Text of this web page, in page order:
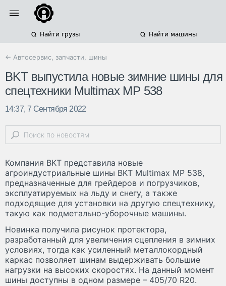
Найти грузы Найти машины
← Автосервис, запчасти, шины
BKT выпустила новые зимние шины для
спецтехники Multimax MP 538
14:37, 7 Сентября 2022
Компания BKT представила новые
агроиндустриальные шины BKT Multimax MP 538,
предназначенные для грейдеров и погрузчиков,
эксплуатируемых на льду и снегу, а также
подходящие для установки на другую спецтехнику,
такую как подметально-уборочные машины.
Новинка получила рисунок протектора,
разработанный для увеличения сцепления в зимних
условиях, тогда как усиленный металлокордный
каркас позволяет шинам выдерживать большие
нагрузки на высоких скоростях. На данный момент
шины доступны в одном размере – 405/70 R20.